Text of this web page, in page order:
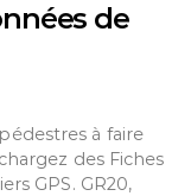
de
à faire
des Fiches
GPS. GR20,